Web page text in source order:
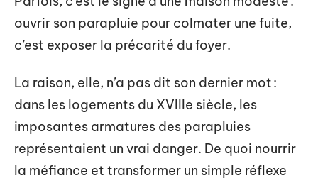
ouvrir son parapluie pour colmater une fuite,
c’est exposer la précarité du foyer.
La raison, elle, n’a pas dit son dernier mot :
dans les logements du XVIIIe siècle, les
imposantes armatures des parapluies
représentaient un vrai danger. De quoi nourrir
la méfiance et transformer un simple réflexe